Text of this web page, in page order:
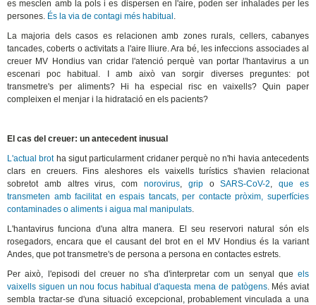
es mesclen amb la pols i es dispersen en l'aire, poden ser inhalades per les
persones. És la via de contagi més habitual .
La majoria dels casos es relacionen amb zones rurals, cellers, cabanyes
tancades, coberts o activitats a l'aire lliure. Ara bé, les infeccions associades al
creuer MV Hondius van cridar l'atenció perquè van portar l'hantavirus a un
escenari poc habitual. I amb això van sorgir diverses preguntes: pot
transmetre's per aliments? Hi ha especial risc en vaixells? Quin paper
compleixen el menjar i la hidratació en els pacients?
El cas del creuer: un antecedent inusual
L'actual brotha sigut particularment cridaner perquè no n'hi havia antecedents
clars en creuers. Fins aleshores els vaixells turístics s'havien relacionat
sobretot amb altres virus, comnorovirus, gripoSARS-CoV-2,que es
transmeten amb facilitat en espais tancats, per contacte pròxim, superfícies
contaminades o aliments i aigua mal manipulats.
L'hantavirus funciona d'una altra manera. El seu reservori natural són els
rosegadors, encara que el causant del brot en el MV Hondius és la variant
Andes, que pot transmetre's de persona a persona en contactes estrets.
Per això, l'episodi del creuer no s'ha d'interpretar com un senyal queels
vaixells siguen un nou focus habitual d'aquesta mena de patògens. Més aviat
sembla tractar-se d'una situació excepcional, probablement vinculada a una